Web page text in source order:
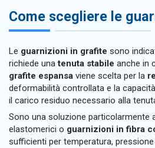
Come scegliere le
Le guarnizioni in grafite sono
richiede unatenuta stabile anche in
grafite espansa viene scelta per la
deformabilità controllata e la
il carico residuo necessario alla
Sono una soluzione particolarmente
elastomerici o guarnizioni in fibra
sufficienti per temperatura,